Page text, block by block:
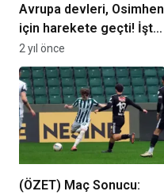
Avrupa devleri, Osimhen
için harekete geçti! İşte
G.Saray’ın güvencesi…
2 yıl önce
(ÖZET) Maç Sonucu: